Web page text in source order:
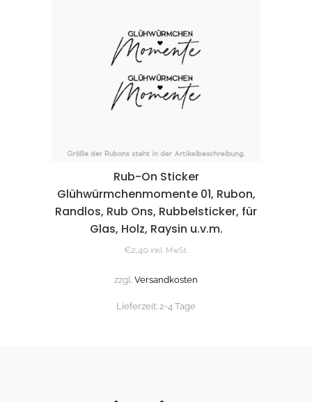
Rub-On Sticker
Glühwürmchenmomente 01, Rubon,
Randlos, Rub Ons, Rubbelsticker, für
Glas, Holz, Raysin u.v.m.
€2,40 inkl. MwSt.
zzgl. Versandkosten
Lieferzeit: 2-4 Tage